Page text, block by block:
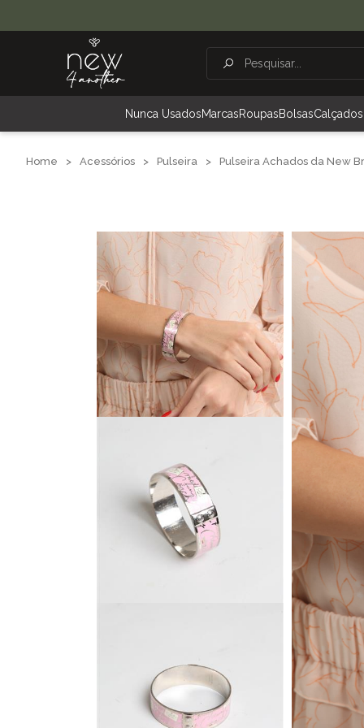
Nunca UsadosMarcasRoupasBolsasCalçados
Home > Acessórios > Pulseira > Pulseira Achados da New